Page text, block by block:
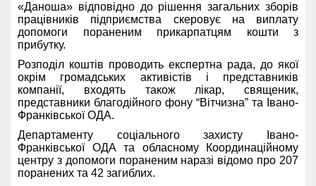
«Даноша» відповідно до рішення загальних зборів
працівників підприємства скеровує на виплату
допомоги пораненим прикарпатцям кошти з
прибутку.
Розподіл коштів проводить експертна рада, до якої
окрім громадських активістів і представників
компанії, входять також лікар, священик,
представники благодійного фону “Вітчизна” та Івано-
Франківської ОДА.
Департаменту соціального захисту Івано-
Франківської ОДА та обласному Координаційному
центру з допомоги пораненим наразі відомо про 207
поранених та 42 загиблих.